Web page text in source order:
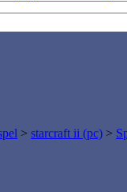
> starcraft ii (pc) >